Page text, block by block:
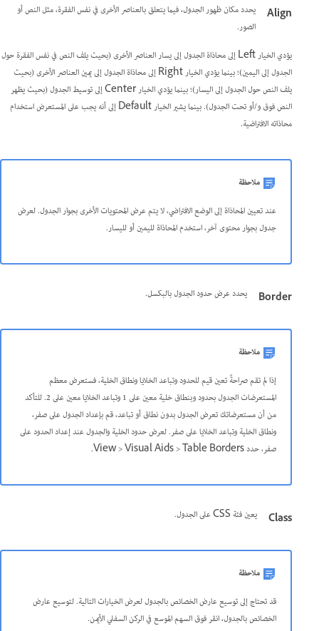
Align
يحدد مكان ظهور الجدول، فيما يتعلق بالعناصر الأخرى في نفس الفقرة، مثل النص أو
الصور.
يؤدي الخيار Left إلى محاذاة الجدول إلى يسار العناصر الأخرى (بحيث يلف النص في نفس الفقرة حول
الجدول إلى اليمين)؛ بينما يؤدي الخيار Right إلى محاذاة الجدول إلى يمين العناصر الأخرى (بحيث
يلف النص حول الجدول إلى اليسار)؛ بينما يؤدي الخيار Center إلى توسيط الجدول (بحيث يظهر
النص فوق و/أو تحت الجدول). بينما يشير الخيار Default إلى أنه يجب على المستعرض استخدام
محاذاته الافتراضية.
ملاحظة
عند تعيين المحاذاة إلى الوضع الافتراضي، لا يتم عرض المحتويات الأخرى بجوار الجدول. لعرض
جدول بجوار محتوى آخر، استخدم المحاذاة لليمين أو لليسار.
Border يحدد عرض حدود الجدول بالبكسل.
ملاحظة
إذا لم تقم صراحةً تعين قيم للحدود وتباعد الخلايا ونطاق الخلية، فستعرض معظم
المستعرضات الجدول بحدود وبنطاق خلية معين على 1 وتباعد الخلايا معين على 2. للتأكد
من أن مستعرضاتك تعرض الجدول بدون نطاق أو تباعد، قم بإعداد الجدول على صفر،
ونطاق الخلية وتباعد الخلايا على صفر. لعرض حدود الخلية والجدول عند إعداد الحدود على
صفر، حدد View > Visual Aids > Table Borders.
Class يعين فئة CSS على الجدول.
ملاحظة
قد تحتاج إلى توسيع عارض الخصائص بالجدول لعرض الخيارات التالية. لتوسيع عارض
الخصائص بالجدول، انقر فوق السهم الموسع في الركن السفلي الأيمن.